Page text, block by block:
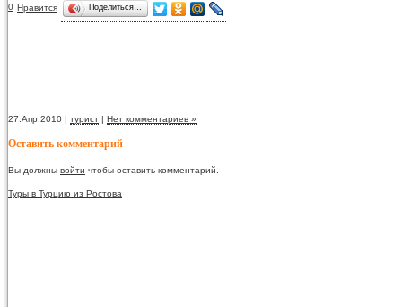
0 Нравится Поделиться…
27.Апр.2010 | турист | Нет комментариев »
Оставить комментарий
Вы должны войти чтобы оставить комментарий.
Туры в Турцию из Ростова